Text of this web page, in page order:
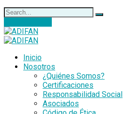
Inicio
Nosotros
¿Quiénes Somos?
Certificaciones
Responsabilidad Social
Asociados